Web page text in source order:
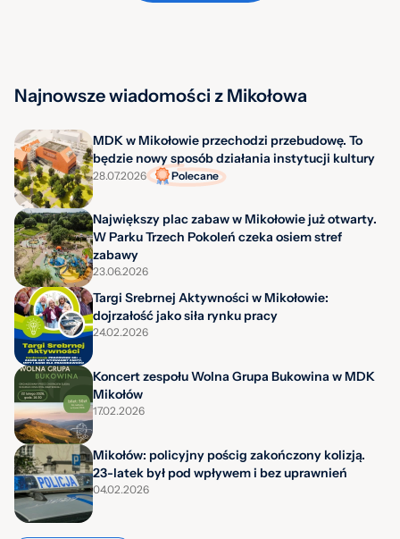
Najnowsze wiadomości z Mikołowa
MDK w Mikołowie przechodzi przebudowę. To
będzie nowy sposób działania instytucji kultury
28.07.2026 Polecane
Największy plac zabaw w Mikołowie już otwarty.
W Parku Trzech Pokoleń czeka osiem stref
zabawy
23.06.2026
Targi Srebrnej Aktywności w Mikołowie:
dojrzałość jako siła rynku pracy
24.02.2026
Koncert zespołu Wolna Grupa Bukowina w MDK
Mikołów
17.02.2026
Mikołów: policyjny pościg zakończony kolizją.
23-latek był pod wpływem i bez uprawnień
04.02.2026